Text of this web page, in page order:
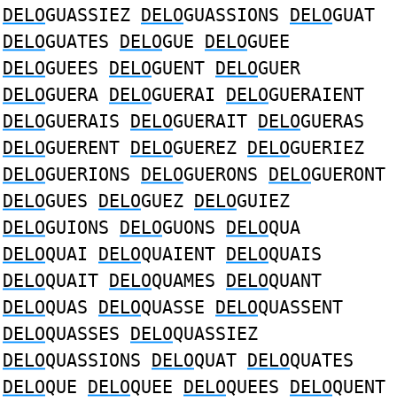
DELOGUASSIEZ DELOGUASSIONS DELOGUAT
DELOGUATES DELOGUE DELOGUEE
DELOGUEES DELOGUENT DELOGUER
DELOGUERA DELOGUERAI DELOGUERAIENT
DELOGUERAIS DELOGUERAIT DELOGUERAS
DELOGUERENT DELOGUEREZ DELOGUERIEZ
DELOGUERIONS DELOGUERONS DELOGUERONT
DELOGUES DELOGUEZ DELOGUIEZ
DELOGUIONS DELOGUONS DELOQUA
DELOQUAI DELOQUAIENT DELOQUAIS
DELOQUAIT DELOQUAMES DELOQUANT
DELOQUAS DELOQUASSE DELOQUASSENT
DELOQUASSES DELOQUASSIEZ
DELOQUASSIONS DELOQUAT DELOQUATES
DELOQUE DELOQUEE DELOQUEES DELOQUENT